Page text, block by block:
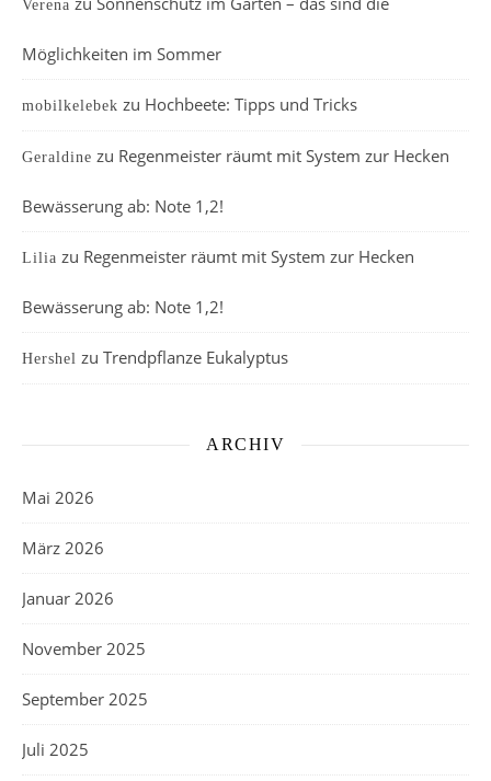
Verena
Möglichkeiten im Sommer
mobilkelebek zu Hochbeete: Tipps und Tricks
Geraldine zu Regenmeister räumt mit System zur Hecken
Bewässerung ab: Note 1,2!
Lilia zu Regenmeister räumt mit System zur Hecken
Bewässerung ab: Note 1,2!
Hershel zu Trendpflanze Eukalyptus
ARCHIV
Mai 2026
März 2026
Januar 2026
November 2025
September 2025
Juli 2025